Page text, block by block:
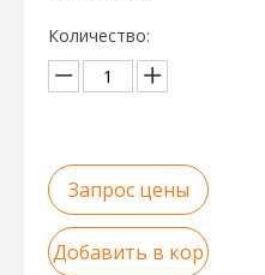
Количество:
Запрос цены
Добавить в кор